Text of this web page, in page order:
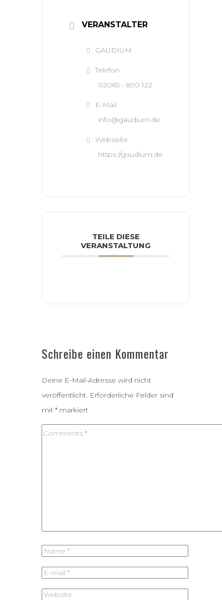
VERANSTALTER
GAUDIUM
Telefon
02065 - 890 122
E-Mail
info@gaudium.de
Webseite
https://gaudium.de
TEILE DIESE
VERANSTALTUNG
Schreibe einen Kommentar
Deine E-Mail-Adresse wird nicht
veröffentlicht. Erforderliche Felder sind
mit * markiert